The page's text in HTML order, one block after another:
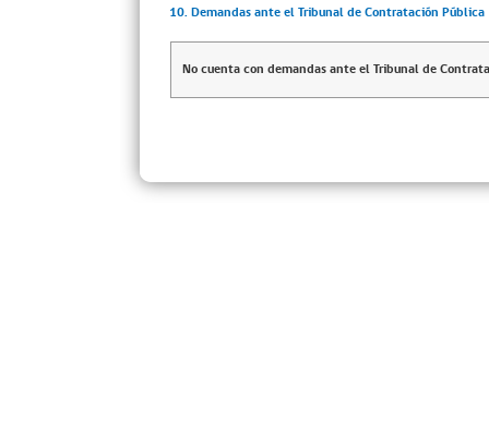
10. Demandas ante el Tribunal de Contratación Pública
No cuenta con demandas ante el Tribunal de